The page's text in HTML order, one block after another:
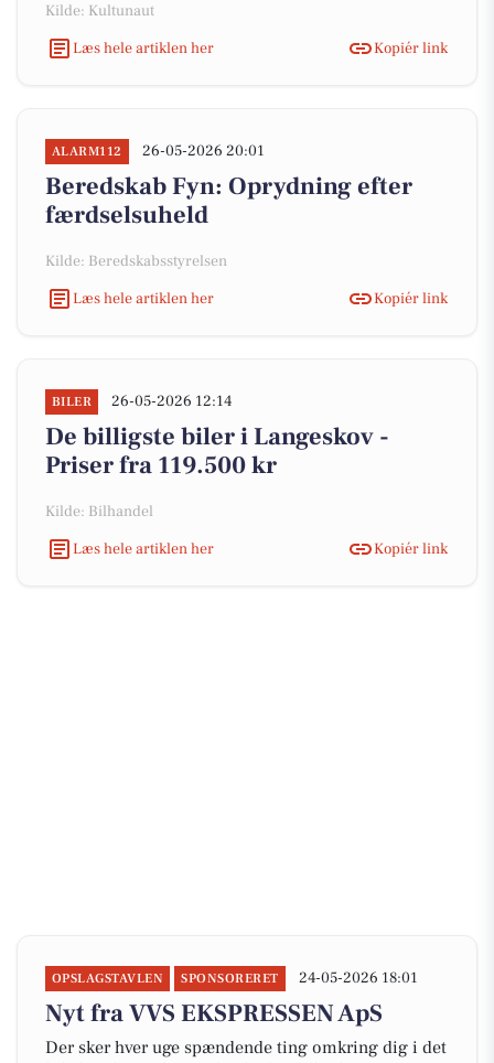
Kilde: Kultunaut
Læs hele artiklen her
Kopiér link
ALARM112 26-05-2026 20:01
Beredskab Fyn: Oprydning efter
færdselsuheld
Kilde: Beredskabsstyrelsen
Læs hele artiklen her
Kopiér link
BILER 26-05-2026 12:14
De billigste biler i Langeskov -
Priser fra 119.500 kr
Kilde: Bilhandel
Læs hele artiklen her
Kopiér link
OPSLAGSTAVLEN SPONSORERET 24-05-2026 18:01
Nyt fra VVS EKSPRESSEN ApS
Der sker hver uge spændende ting omkring dig i det